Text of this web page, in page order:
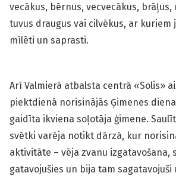
vecākus, bērnus, vecvecākus,
tuvus draugus vai cilvēkus, ar kuriem
mīlēti un saprasti.
Arī Valmierā atbalsta centrā «Solis»
piektdienā norisinājās Ģimenes
gaidīta ikviena soļotāja ģimene.
svētki varēja notikt dārzā, kur
aktivitāte – vēja zvanu izgatavošana,
gatavojušies un bija tam sagatavojuši